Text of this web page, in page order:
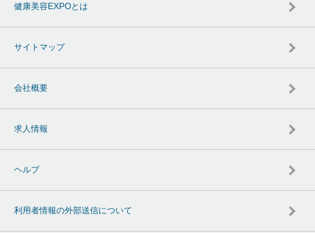
健康美容EXPOとは
サイトマップ
会社概要
求人情報
ヘルプ
利用者情報の外部送信について